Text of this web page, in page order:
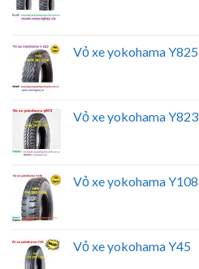
Vỏ xe yokohama Y825
Vỏ xe yokohama Y823
Vỏ xe yokohama Y108
Vỏ xe yokohama Y45